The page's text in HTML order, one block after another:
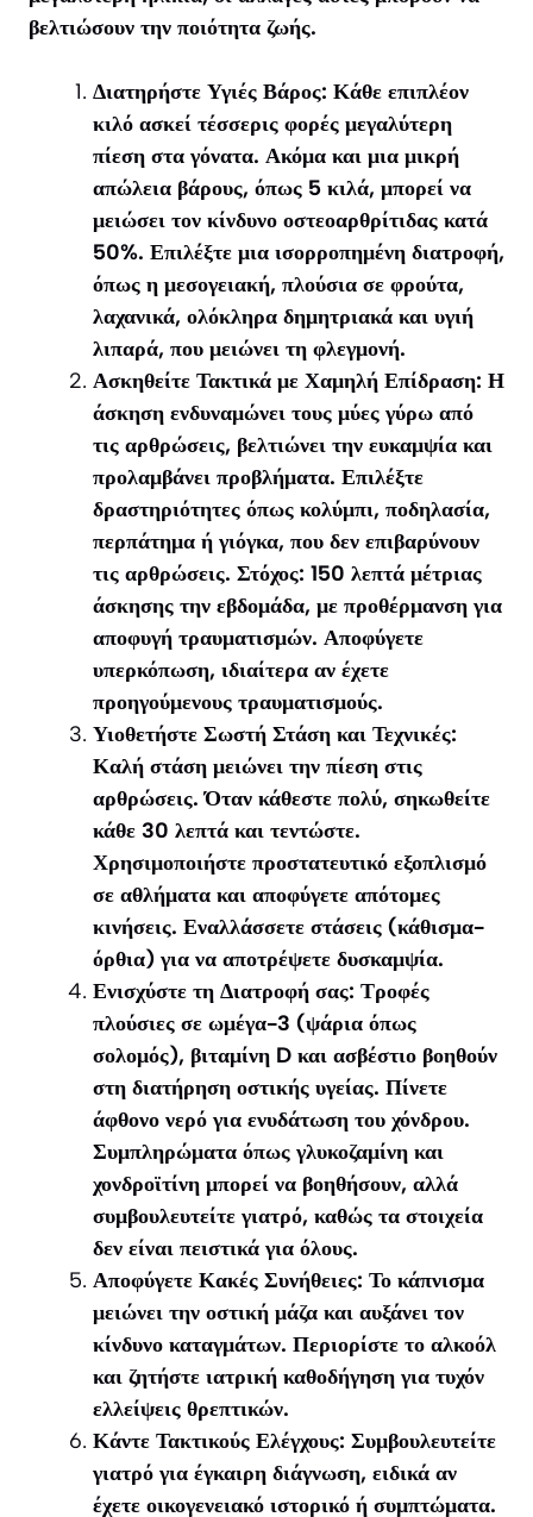
βελτιώσουν την ποιότητα ζωής.
Διατηρήστε Υγιές Βάρος: Κάθε επιπλέον
κιλό ασκεί τέσσερις φορές μεγαλύτερη
πίεση στα γόνατα. Ακόμα και μια μικρή
απώλεια βάρους, όπως 5 κιλά, μπορεί να
μειώσει τον κίνδυνο οστεοαρθρίτιδας κατά
50%. Επιλέξτε μια ισορροπημένη διατροφή,
όπως η μεσογειακή, πλούσια σε φρούτα,
λαχανικά, ολόκληρα δημητριακά και υγιή
λιπαρά, που μειώνει τη φλεγμονή.
Ασκηθείτε Τακτικά με Χαμηλή Επίδραση: Η
άσκηση ενδυναμώνει τους μύες γύρω από
τις αρθρώσεις, βελτιώνει την ευκαμψία και
προλαμβάνει προβλήματα. Επιλέξτε
δραστηριότητες όπως κολύμπι, ποδηλασία,
περπάτημα ή γιόγκα, που δεν επιβαρύνουν
τις αρθρώσεις. Στόχος: 150 λεπτά μέτριας
άσκησης την εβδομάδα, με προθέρμανση για
αποφυγή τραυματισμών. Αποφύγετε
υπερκόπωση, ιδιαίτερα αν έχετε
προηγούμενους τραυματισμούς.
Υιοθετήστε Σωστή Στάση και Τεχνικές:
Καλή στάση μειώνει την πίεση στις
αρθρώσεις. Όταν κάθεστε πολύ, σηκωθείτε
κάθε 30 λεπτά και τεντώστε.
Χρησιμοποιήστε προστατευτικό εξοπλισμό
σε αθλήματα και αποφύγετε απότομες
κινήσεις. Εναλλάσσετε στάσεις (κάθισμα-
όρθια) για να αποτρέψετε δυσκαμψία.
Ενισχύστε τη Διατροφή σας: Τροφές
πλούσιες σε ωμέγα-3 (ψάρια όπως
σολομός), βιταμίνη D και ασβέστιο βοηθούν
στη διατήρηση οστικής υγείας. Πίνετε
άφθονο νερό για ενυδάτωση του χόνδρου.
Συμπληρώματα όπως γλυκοζαμίνη και
χονδροϊτίνη μπορεί να βοηθήσουν, αλλά
συμβουλευτείτε γιατρό, καθώς τα στοιχεία
δεν είναι πειστικά για όλους.
Αποφύγετε Κακές Συνήθειες: Το κάπνισμα
μειώνει την οστική μάζα και αυξάνει τον
κίνδυνο καταγμάτων. Περιορίστε το αλκοόλ
και ζητήστε ιατρική καθοδήγηση για τυχόν
ελλείψεις θρεπτικών.
Κάντε Τακτικούς Ελέγχους: Συμβουλευτείτε
γιατρό για έγκαιρη διάγνωση, ειδικά αν
έχετε οικογενειακό ιστορικό ή συμπτώματα.